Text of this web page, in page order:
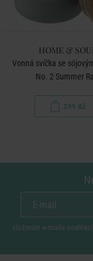
HOME &
Vonná svíčka se
No. 2 Summer
399 Kč
vložením e-mailu